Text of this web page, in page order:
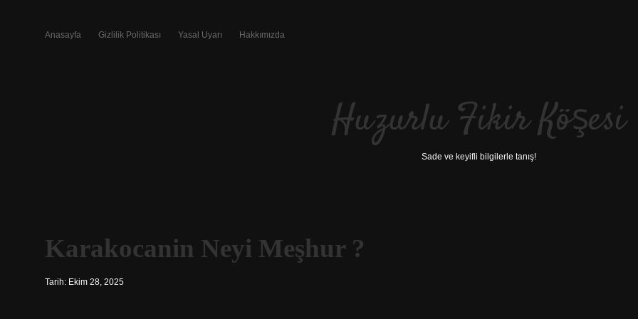
Anasayfa Gizlilik Politikası Yasal Uyarı Hakkımızda
Huzurlu Fikir Köşesi
Sade ve keyifli bilgilerle tanış!
Karakocanin Neyi Meşhur ?
Tarih: Ekim 28, 2025